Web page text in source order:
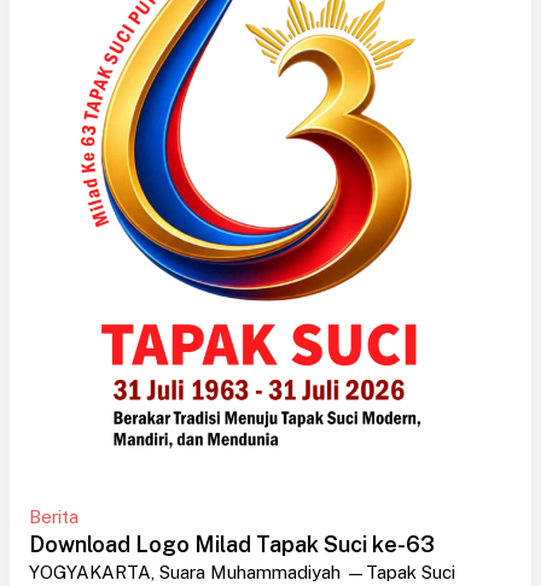
Berita
Download Logo Milad Tapak Suci ke-63
YOGYAKARTA, Suara Muhammadiyah —Tapak Suci